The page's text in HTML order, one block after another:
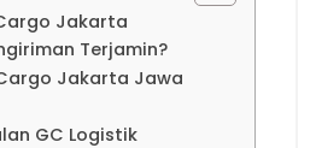
Jakarta
Terjamin?
Jakarta Jawa
GC Logistik